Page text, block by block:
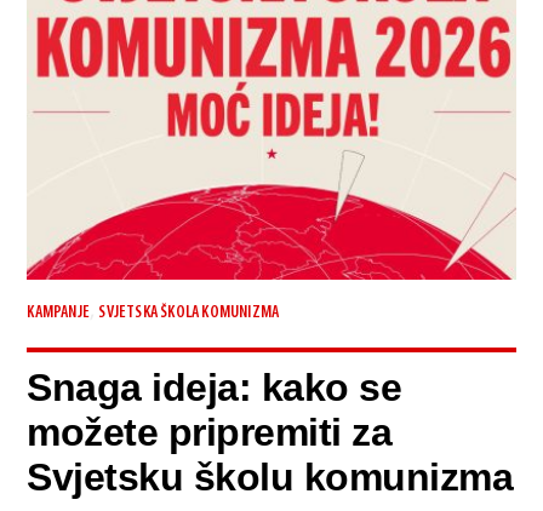
KAMPANJE SVJETSKA ŠKOLA KOMUNIZMA
Snaga ideja: kako se
možete pripremiti za
Svjetsku školu komunizma